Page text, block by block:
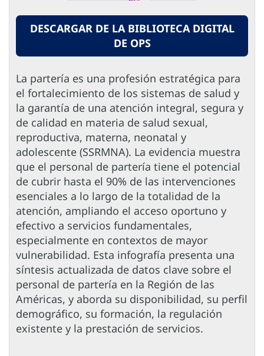
DESCARGAR DE LA BIBLIOTECA DIGITAL
DE OPS
La partería es una profesión estratégica para
el fortalecimiento de los sistemas de salud y
la garantía de una atención integral, segura y
de calidad en materia de salud sexual,
reproductiva, materna, neonatal y
adolescente (SSRMNA). La evidencia muestra
que el personal de partería tiene el potencial
de cubrir hasta el 90% de las intervenciones
esenciales a lo largo de la totalidad de la
atención, ampliando el acceso oportuno y
efectivo a servicios fundamentales,
especialmente en contextos de mayor
vulnerabilidad. Esta infografía presenta una
síntesis actualizada de datos clave sobre el
personal de partería en la Región de las
Américas, y aborda su disponibilidad, su perfil
demográfico, su formación, la regulación
existente y la prestación de servicios.